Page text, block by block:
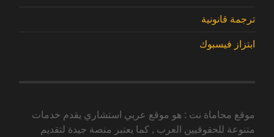
ترجمة قانونية
ابتزاز فيسبوك
موقع محاماة نت : هو موقع عربي استشاري يقدم خدمات
متنوعة للحقوقيين العرب , كما يعتبر منصة جيدة لتقديم